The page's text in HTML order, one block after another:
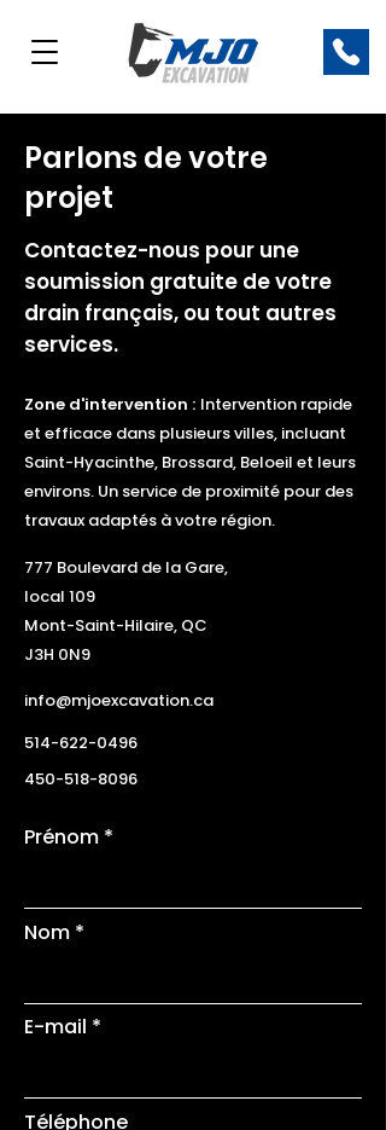
Parlons de votre
projet
Contactez-nous pour une
soumission gratuite de votre
drain français, ou tout autres
services.
Zone d'intervention : Intervention rapide
et efficace dans plusieurs villes, incluant
Saint-Hyacinthe, Brossard, Beloeil et leurs
environs. Un service de proximité pour des
travaux adaptés à votre région.
777 Boulevard de la Gare,
local 109
Mont-Saint-Hilaire, QC
J3H 0N9
info@mjoexcavation.ca
514-622-0496
450-518-8096
Prénom
Nom
E-mail
Téléphone